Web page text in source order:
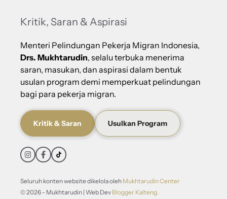
Kritik, Saran & Aspirasi
Menteri Pelindungan Pekerja Migran Indonesia,
Drs. Mukhtarudin, selalu terbuka menerima
saran, masukan, dan aspirasi dalam bentuk
usulan program demi memperkuat pelindungan
bagi para pekerja migran.
Kritik & Saran Usulkan Program
Seluruh konten website dikelola oleh Mukhtarudin Center
© 2026 - Mukhtarudin | Web Dev Blogger Kalteng.